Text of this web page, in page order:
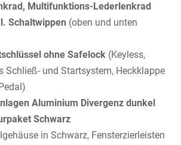
Multifunktions-Lederlenkrad
Schaltwippen (oben und unten
ohne Safelock (Keyless,
Schließ- und Startsystem, Heckklappe
Aluminium Divergenz dunkel
Schwarz
in Schwarz, Fensterzierleisten